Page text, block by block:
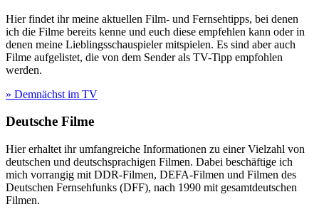
Hier findet ihr meine aktuellen Film- und Fernsehtipps, bei denen
ich die Filme bereits kenne und euch diese empfehlen kann oder in
denen meine Lieblingsschauspieler mitspielen. Es sind aber auch
Filme aufgelistet, die von dem Sender als TV-Tipp empfohlen
werden.
» Demnächst im TV
Deutsche Filme
Hier erhaltet ihr umfangreiche Informationen zu einer Vielzahl von
deutschen und deutschsprachigen Filmen. Dabei beschäftige ich
mich vorrangig mit DDR-Filmen, DEFA-Filmen und Filmen des
Deutschen Fernsehfunks (DFF), nach 1990 mit gesamtdeutschen
Filmen.